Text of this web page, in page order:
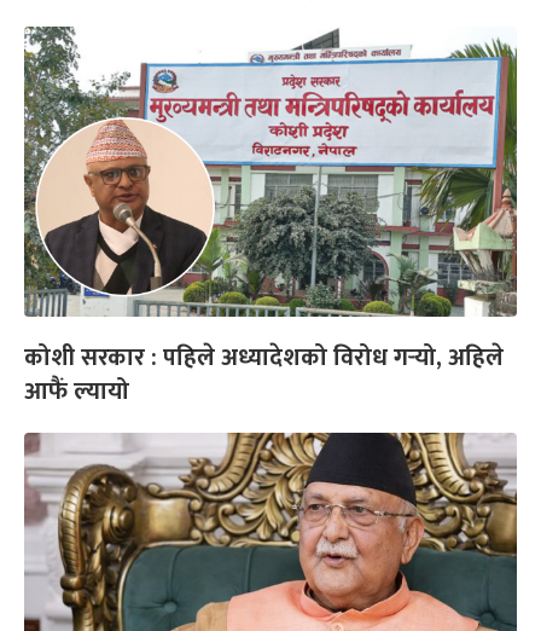
कोशी सरकार : पहिले अध्यादेशको विरोध गर्‍यो, अहिले
आफैं ल्यायो